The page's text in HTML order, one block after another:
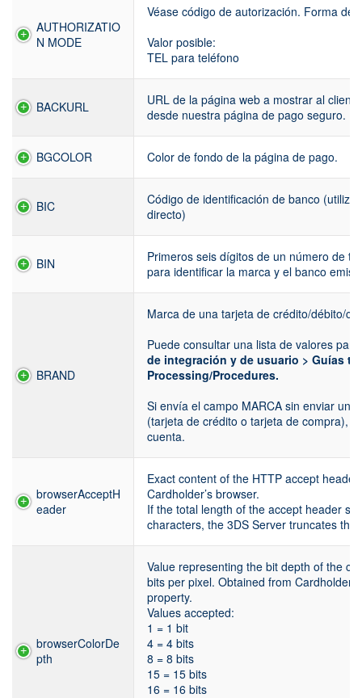
AUTHORIZATIO
N MODE
Véase código de autorización. Forma de
Valor posible:
TEL para teléfono
BACKURL
URL de la página web a mostrar al
desde nuestra página de pago seguro.
BGCOLOR Color de fondo de la página de pago.
BIC
Código de identificación de banco
directo)
BIN
Primeros seis dígitos de un número de
para identificar la marca y el banco
BRAND
Marca de una tarjeta de crédito/débito/
Puede consultar una lista de valores
de integración y de usuario > Guías
Processing/Procedures.
Si envía el campo MARCA sin enviar un
(tarjeta de crédito o tarjeta de compra),
cuenta.
browserAcceptH
eader
Exact content of the HTTP accept
Cardholder’s browser.
If the total length of the accept header
characters, the 3DS Server truncates the
browserColorDe
pth
Value representing the bit depth of the
bits per pixel. Obtained from Cardholder
property.
Values accepted:
1 = 1 bit
4 = 4 bits
8 = 8 bits
15 = 15 bits
16 = 16 bits